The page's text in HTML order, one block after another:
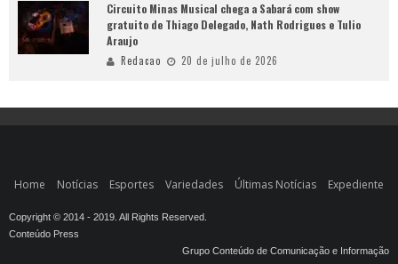
Circuito Minas Musical chega a Sabará com show
gratuito de Thiago Delegado, Nath Rodrigues e Tulio
Araujo
Redacao 20 de julho de 2026
Home Notícias Esportes Variedades Últimas Notícias Expediente
Copyright © 2014 - 2019. All Rights Reserved.
Conteúdo Press
Grupo Conteúdo de Comunicação e Informação